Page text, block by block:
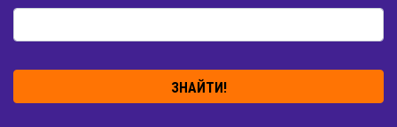
ЗНАЙТИ!